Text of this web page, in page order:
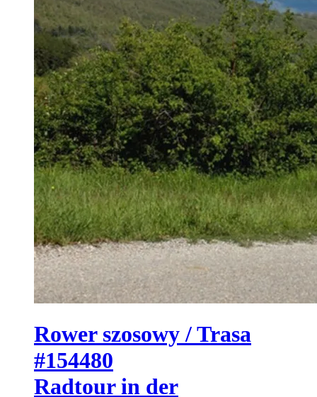
Rower szosowy / Trasa
#154480
Radtour in der